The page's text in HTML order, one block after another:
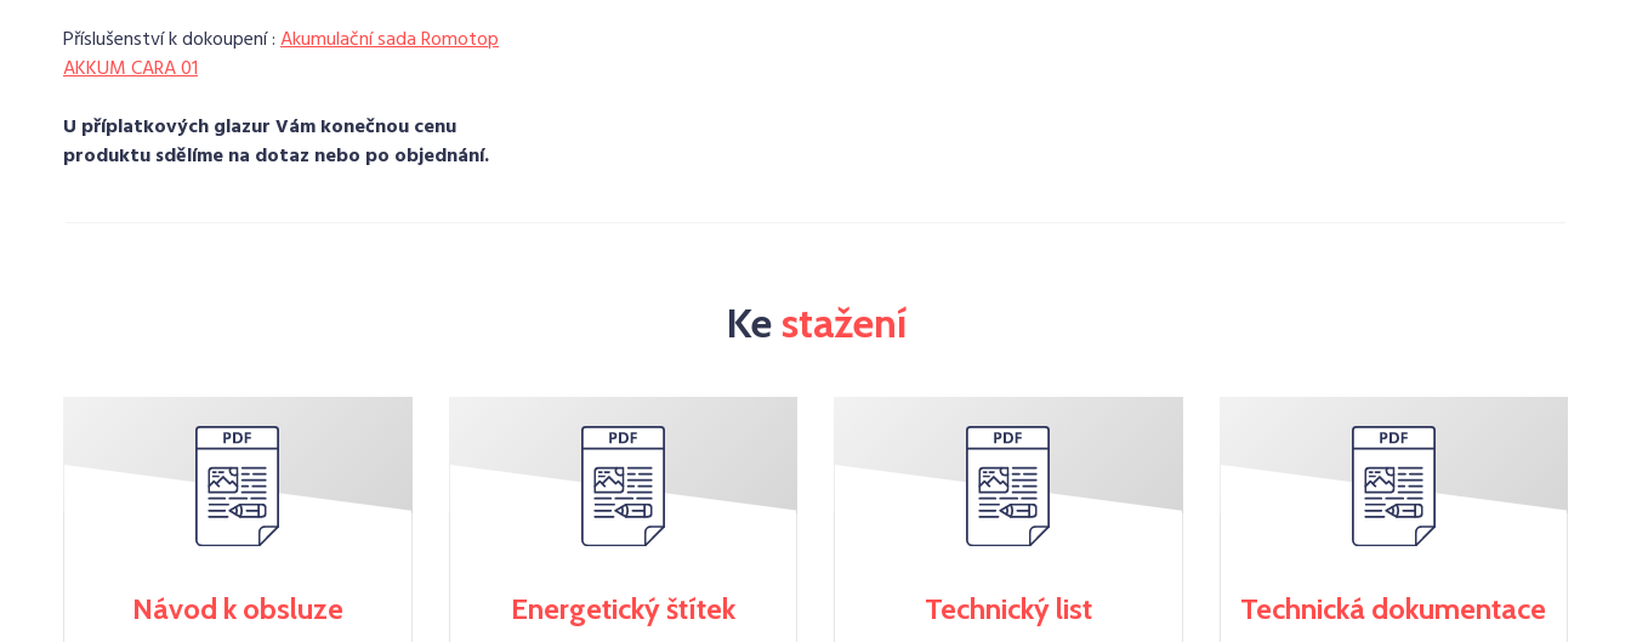
Příslušenství k dokoupení :Akumulační sada Romotop
AKKUM CARA 01
U příplatkových glazur Vám konečnou cenu
produktu sdělíme na dotaz nebo po objednání.
Ke stažení
Návod k obsluze Energetický štítek Technický list Technická dokumentace